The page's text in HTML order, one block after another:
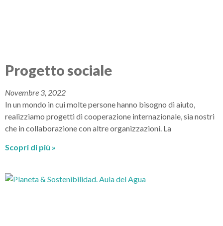
Progetto sociale
Novembre 3, 2022
In un mondo in cui molte persone hanno bisogno di aiuto,
realizziamo progetti di cooperazione internazionale, sia nostri
che in collaborazione con altre organizzazioni. La
Scopri di più »